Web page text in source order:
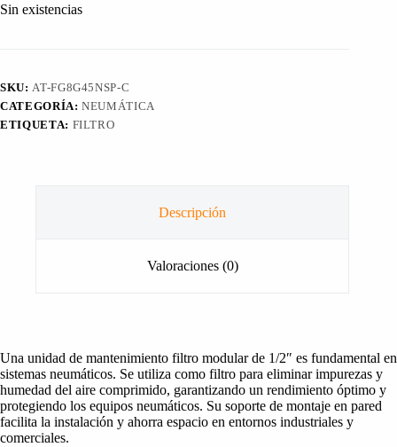
Sin existencias
SKU: AT-FG8G45NSP-C
CATEGORÍA:NEUMÁTICA
ETIQUETA: FILTRO
Descripción
Valoraciones (0)
Una unidad de mantenimiento filtro modular de 1/2″ es fundamental en
sistemas neumáticos. Se utiliza como filtro para eliminar impurezas y
humedad del aire comprimido, garantizando un rendimiento óptimo y
protegiendo los equipos neumáticos. Su soporte de montaje en pared
facilita la instalación y ahorra espacio en entornos industriales y
comerciales.